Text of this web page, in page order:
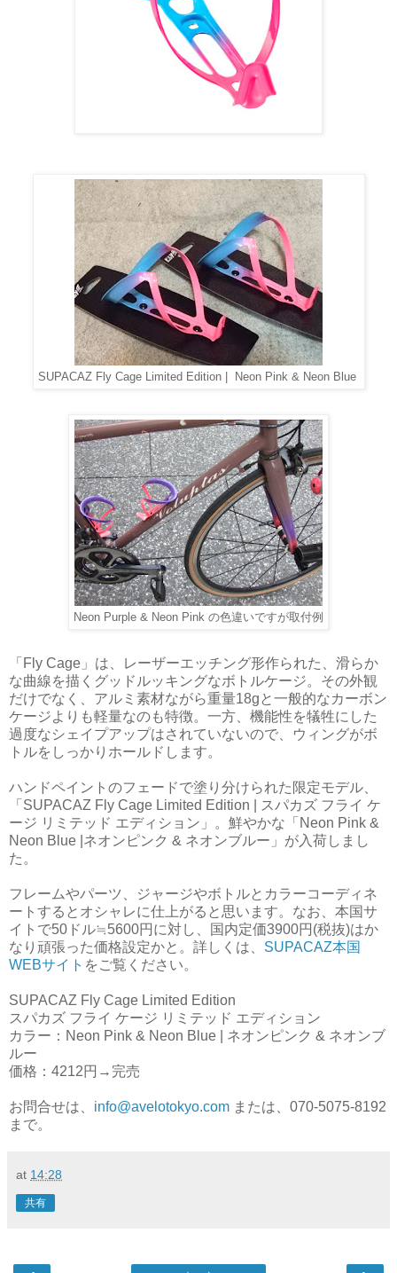
SUPACAZ Fly Cage Limited Edition | Neon Pink & Neon Blue
Neon Purple & Neon Pink の色違いですが取付例
「Fly Cage」は、レーザーエッチング形作られた、滑らか
な曲線を描くグッドルッキングなボトルケージ。その外観
だけでなく、アルミ素材ながら重量18gと一般的なカーボン
ケージよりも軽量なのも特徴。一方、機能性を犠牲にした
過度なシェイプアップはされていないので、ウィングがボ
トルをしっかりホールドします。
ハンドペイントのフェードで塗り分けられた限定モデル、
「SUPACAZ Fly Cage Limited Edition | スパカズ フライ ケ
ージ リミテッド エディション」。鮮やかな「Neon Pink &
Neon Blue |ネオンピンク & ネオンブルー」が入荷しまし
た。
フレームやパーツ、ジャージやボトルとカラーコーディネ
ートするとオシャレに仕上がると思います。なお、本国サ
イトで50ドル≒5600円に対し、国内定価3900円(税抜)はか
なり頑張った価格設定かと。詳しくは、 SUPACAZ本国
WEBサイト をご覧ください。
SUPACAZ Fly Cage Limited Edition
スパカズ フライ ケージ リミテッド エディション
カラー：Neon Pink & Neon Blue | ネオンピンク & ネオンブ
ルー
価格：4212円→完売
お問合せは、 info@avelotokyo.com または、070-5075-8192
まで。
at 14:28
共有